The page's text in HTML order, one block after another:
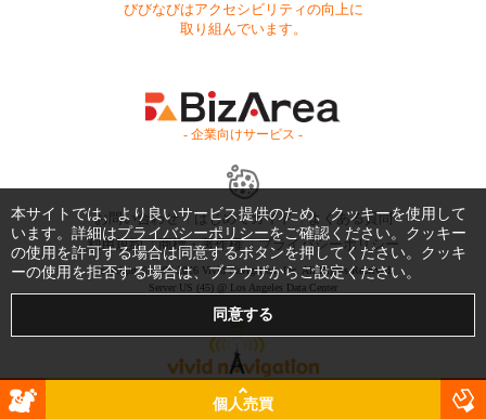
びびなびはアクセシビリティの向上に
取り組んでいます。
- 企業向けサービス -
お問い合わせ はじめてガイド
よくある質問
利用規約
商標・著作権 プライバシーポリシー
Copyright © 1999-2026 Vivid Navigation, Inc. All Rights Reserved.
Server US (45) @ Los Angeles Data Center
個人売買
本サイトでは、より良いサービス提供のため、クッキーを使用して
います。詳細はプライバシーポリシーをご確認ください。クッキー
の使用を許可する場合は同意するボタンを押してください。クッキ
ーの使用を拒否する場合は、ブラウザからご設定ください。